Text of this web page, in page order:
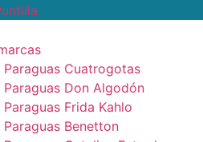
Paraguas Cuatrogotas
Paraguas Don Algodón
Paraguas Frida Kahlo
Paraguas Benetton